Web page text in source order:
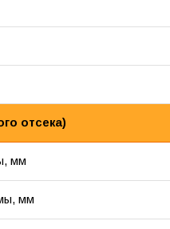
отсека)
мм
мм